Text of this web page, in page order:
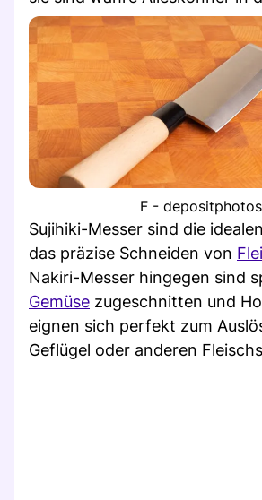
F - depositphotos
Sujihiki-Messer sind die
das präzise Schneiden von
Nakiri-Messer hingegen sind
Gemüse zugeschnitten und
eignen sich perfekt zum
Geflügel oder anderen